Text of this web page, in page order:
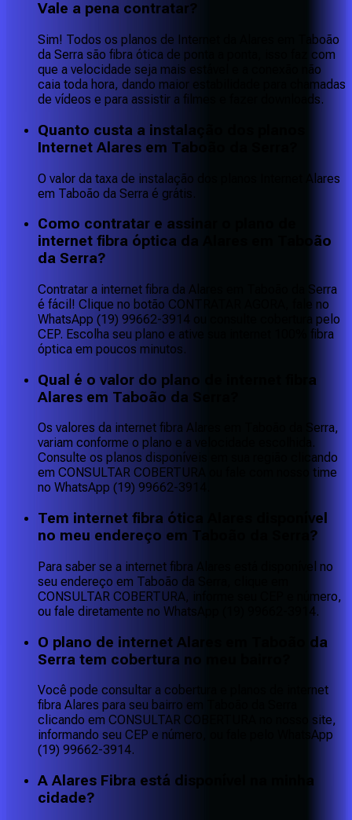
Vale a pena contratar?
Sim! Todos os planos de Internet da Alares em Taboão
da Serra são fibra ótica de ponta a ponta, isso faz com
que a velocidade seja mais estável e a conexão não
caia toda hora, dando maior estabilidade para chamadas
de vídeos e para assistir a filmes e fazer downloads.
Quanto custa a instalação dos planos
Internet Alares em Taboão da Serra?
O valor da taxa de instalação dos planos Internet Alares
em Taboão da Serra é grátis.
Como contratar e assinar o plano de
internet fibra óptica da Alares em Taboão
da Serra?
Contratar a internet fibra da Alares em Taboão da Serra
é fácil! Clique no botão CONTRATAR AGORA, fale no
WhatsApp (19) 99662-3914 ou consulte cobertura pelo
CEP. Escolha seu plano e ative sua internet 100% fibra
óptica em poucos minutos.
Qual é o valor do plano de internet fibra
Alares em Taboão da Serra?
Os valores da internet fibra Alares em Taboão da Serra,
variam conforme o plano e a velocidade escolhida.
Consulte os planos disponíveis em sua região clicando
em CONSULTAR COBERTURA ou fale com nosso time
no WhatsApp (19) 99662-3914.
Tem internet fibra ótica Alares disponível
no meu endereço em Taboão da Serra?
Para saber se a internet fibra Alares está disponível no
seu endereço em Taboão da Serra, clique em
CONSULTAR COBERTURA, informe seu CEP e número,
ou fale diretamente no WhatsApp (19) 99662-3914.
O plano de internet Alares em Taboão da
Serra tem cobertura no meu bairro?
Você pode consultar a cobertura e planos de internet
fibra Alares para seu bairro em Taboão da Serra
clicando em CONSULTAR COBERTURA no nosso site,
informando seu CEP e número, ou fale pelo WhatsApp
(19) 99662-3914.
A Alares Fibra está disponível na minha
cidade?